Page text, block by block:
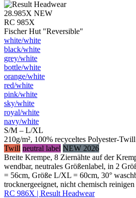
28.985X NEW
RC 985X
Fischer Hut "Reversible"
white/​white
black/​white
grey/​white
bottle/​white
orange/​white
red/​white
pink/​white
sky/​white
royal/​white
navy/​white
S/M – L/XL
210g/m², 100% recyceltes Polyester-Twill
Twill neutral label NEW 2026
Breite Krempe, 8 Ziernähte auf der
wendbar, neutrales Größenlabel, in 2
= 56cm, Größe L/XL = 60cm, 30°
trocknergeeignet, nicht chemisch reinigen
RC 986X | Result Headwear